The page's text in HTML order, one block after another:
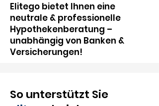
Elitego bietet Ihnen eine
neutrale & professionelle
Hypothekenberatung –
unabhängig von Banken &
Versicherungen!
So unterstützt Sie